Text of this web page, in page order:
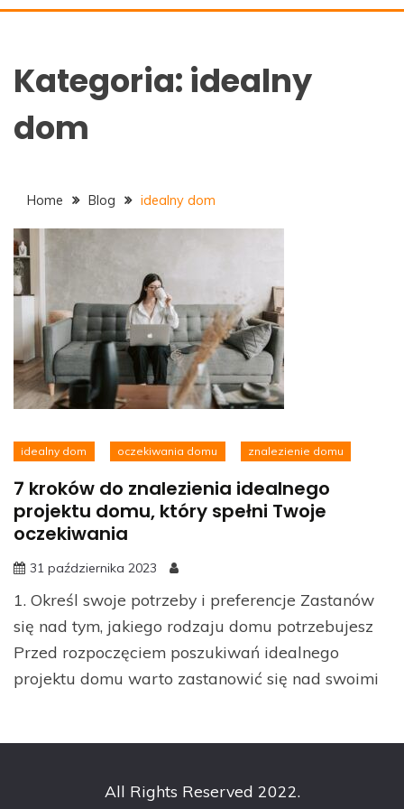
ALAN-DOM.PL
Kategoria: idealny
dom
Home Blog idealny dom
idealny dom oczekiwania domu znalezienie domu
7 kroków do znalezienia idealnego
projektu domu, który spełni Twoje
oczekiwania
31 października 2023
1. Określ swoje potrzeby i preferencje Zastanów
się nad tym, jakiego rodzaju domu potrzebujesz
Przed rozpoczęciem poszukiwań idealnego
projektu domu warto zastanowić się nad swoimi
All Rights Reserved 2022.